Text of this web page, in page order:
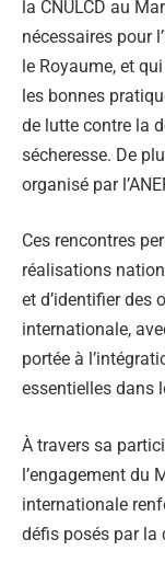
la CNULCD au
nécessaires pour
le Royaume, et
les bonnes
de lutte contre la
sécheresse. De
organisé par
Ces rencontres
réalisations
et d’identifier des
internationale,
portée à
essentielles dans
À travers sa
l’engagement du
internationale
défis posés par la